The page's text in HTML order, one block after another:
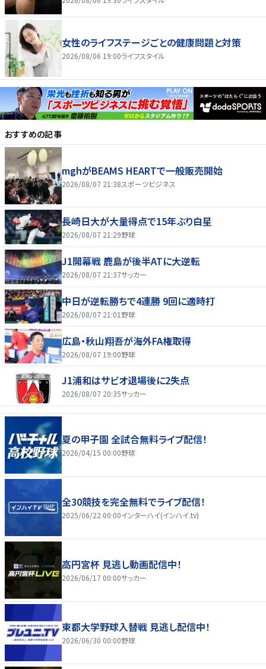
女性のライフステージごとの健康問題と対策
2026/08/06 19:00ライフスタイル
おすすめの記事
mghがBEAMS HEARTで一般販売開始
2026/08/07 21:38スポーツビジネス
長崎日大が大量得点で15年ぶり白星
2026/08/07 21:29野球
J1開幕戦 鹿島が後半ATに大逆転
2026/08/07 21:37サッカー
中日が逆転勝ちで4連勝 9回に適時打
2026/08/07 21:01 野球
広島・秋山翔吾が海外FA権取得
2026/08/07 19:00野球
J1浦和はサビオ退場後に2失点
2026/08/07 20:35サッカー
夏の甲子園 全試合無料ライブ配信！
2026/04/15 00:00野球
全30競技を完全無料でライブ配信！
2025/06/22 00:00インターハイ(インハイ.tv)
高円宮杯 見逃し動画配信中！
2026/06/17 00:00サッカー
東都大学野球入替戦 見逃し配信中！
2026/06/30 00:00野球